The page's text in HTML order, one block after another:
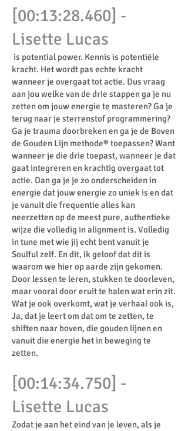
[00:13:28.460] -
Lisette Lucas
is potential power. Kennis is potentiële
kracht. Het wordt pas echte kracht
wanneer je overgaat tot actie. Dus vraag
aan jou welke van de drie stappen ga je nu
zetten om jouw energie te masteren? Ga je
terug naar je sterrenstof programmering?
Ga je trauma doorbreken en ga je de Boven
de Gouden Lijn methode® toepassen? Want
wanneer je die drie toepast, wanneer je dat
gaat integreren en krachtig overgaat tot
actie. Dan ga je je zo onderscheiden in
energie dat jouw energie zo uniek is en dat
je vanuit die frequentie alles kan
neerzetten op de meest pure, authentieke
wijze die volledig in alignment is. Volledig
in tune met wie jij echt bent vanuit je
Soulful zelf. En dit, ik geloof dat dit is
waarom we hier op aarde zijn gekomen.
Door lessen te leren, stukken te doorleven,
maar vooral door eruit te halen wat erin zit.
Wat je ook overkomt, wat je verhaal ook is,
Ja, dat je leert om dat om te zetten, te
shiften naar boven, die gouden lijnen en
vanuit die energie het in beweging te
zetten.
[00:14:34.750] -
Lisette Lucas
Zodat je aan het eind van je leven, als je